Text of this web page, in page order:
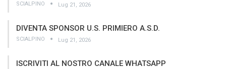
SCIALPINO Lug 21, 2026
DIVENTA SPONSOR U.S. PRIMIERO A.S.D.
SCIALPINO Lug 21, 2026
ISCRIVITI AL NOSTRO CANALE WHATSAPP